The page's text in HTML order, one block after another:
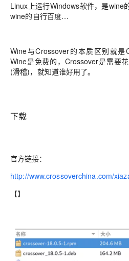
Linux上运行Windows软件，是wine
wine的自行百度…
Wine与Crossover的本质区别就是
Wine是免费的，Crossover是需要
(滑稽)，就知道谁好用了。
下载
官方链接：
http://www.crossoverchina.com/
【】